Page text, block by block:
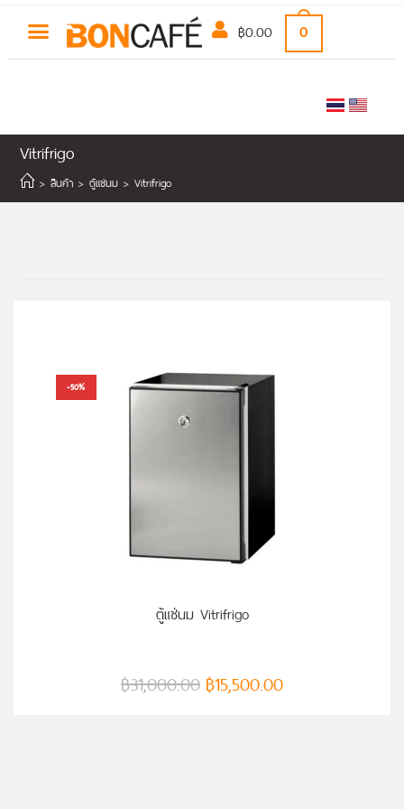
฿0.00 0
Vitrifrigo
> สินค้า > ตู้แช่นม > Vitrifrigo
-50%
ตู้แช่นม Vitrifrigo
฿31,000.00 ฿15,500.00